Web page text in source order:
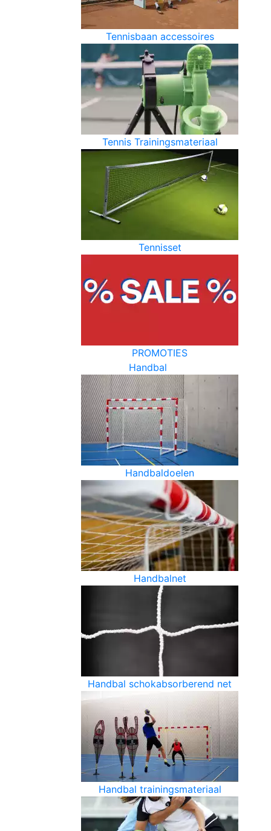
Tennisbaan accessoires
Tennis Trainingsmateriaal
Tennisset
PROMOTIES
Handbal
Handbaldoelen
Handbalnet
Handbal schokabsorberend net
Handbal trainingsmateriaal